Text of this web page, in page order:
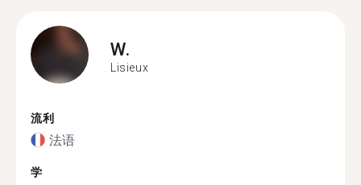
W.
Lisieux
流利
法语
学